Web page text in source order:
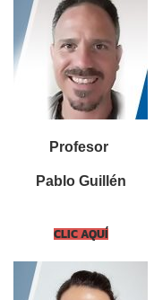
Profesor
Pablo Guillén
CLIC AQUÍ